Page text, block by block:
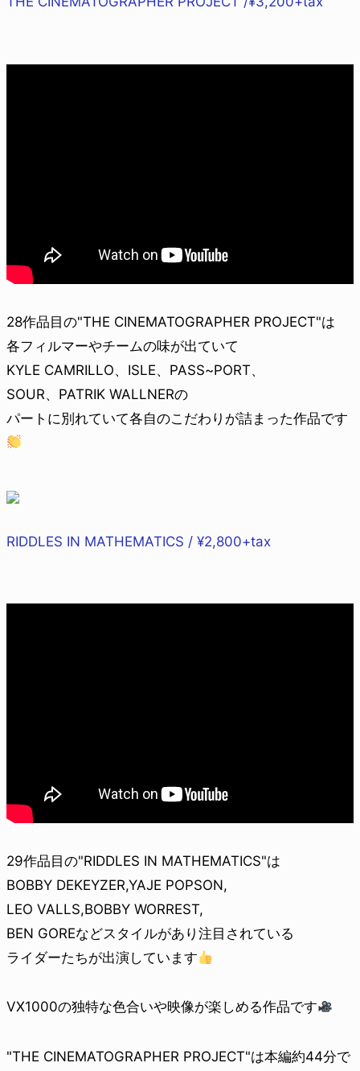
28作品目の"THE CINEMATOGRAPHER PROJECT"は
各フィルマーやチームの味が出ていて
KYLE CAMRILLO、ISLE、PASS~PORT、
SOUR、PATRIK WALLNERの
パートに別れていて各自のこだわりが詰まった作品です
RIDDLES IN MATHEMATICS / ¥2,800+tax
29作品目の"RIDDLES IN MATHEMATICS"は
BOBBY DEKEYZER,YAJE POPSON,
LEO VALLS,BOBBY WORREST,
BEN GOREなどスタイルがあり注目されている
ライダーたちが出演しています
VX1000の独特な色合いや映像が楽しめる作品です
"THE CINEMATOGRAPHER PROJECT"は本編約44分で